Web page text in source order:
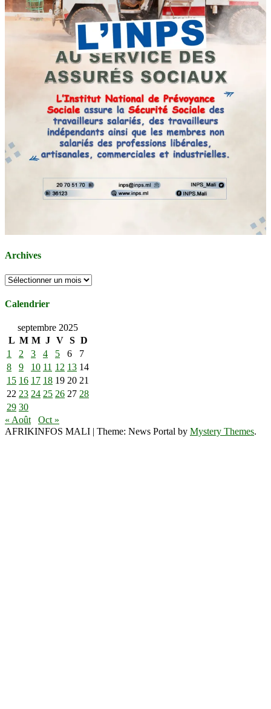
Archives
Archives
Calendrier
septembre 2025
L M M J V S D
1
2 3 4 5 6
7
8
9 10 11 12 13 14
15 16 17 18 19 20 21
22 23 24 25 26 27 28
29 30
« Août
Oct »
AFRIKINFOS MALI | Theme: News Portal by Mystery Themes.